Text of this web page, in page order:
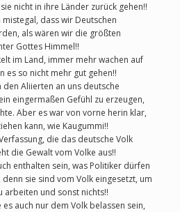
nicht in ihre Länder zurück gehen!!
mistegal, dass wir Deutschen
als wären wir die größten
Gottes Himmel!!
im Land, immer mehr wachen auf
es so nicht mehr gut gehen!!
den Aliierten an uns deutsche
eingermaßen Gefühl zu erzeugen,
Aber es war von vorne herin klar,
kann, wie Kaugummi!!
die das deutsche Volk
die Gewalt vom Volke aus!!
enthalten sein, was Politiker dürfen
denn sie sind vom Volk eingesetzt, um
arbeiten und sonst nichts!!
auch nur dem Volk belassen sein,